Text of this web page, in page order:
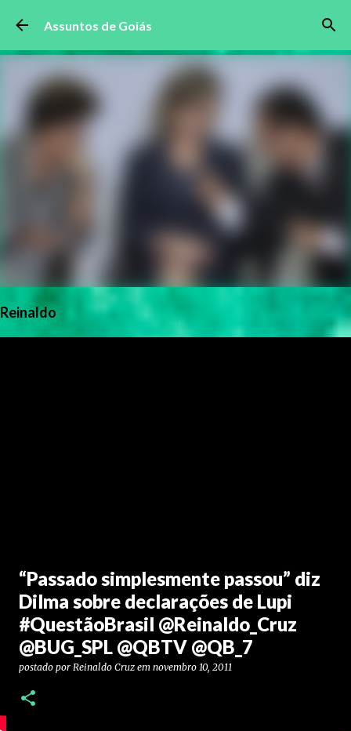
Pular para o conteúdo principal
Assuntos de Goiás
Reinaldo
“Passado simplesmente passou” diz
Dilma sobre declarações de Lupi
#QuestãoBrasil @Reinaldo_Cruz
@BUG_SPL @QBTV @QB_7
postado por Reinaldo Cruz em novembro 10, 2011